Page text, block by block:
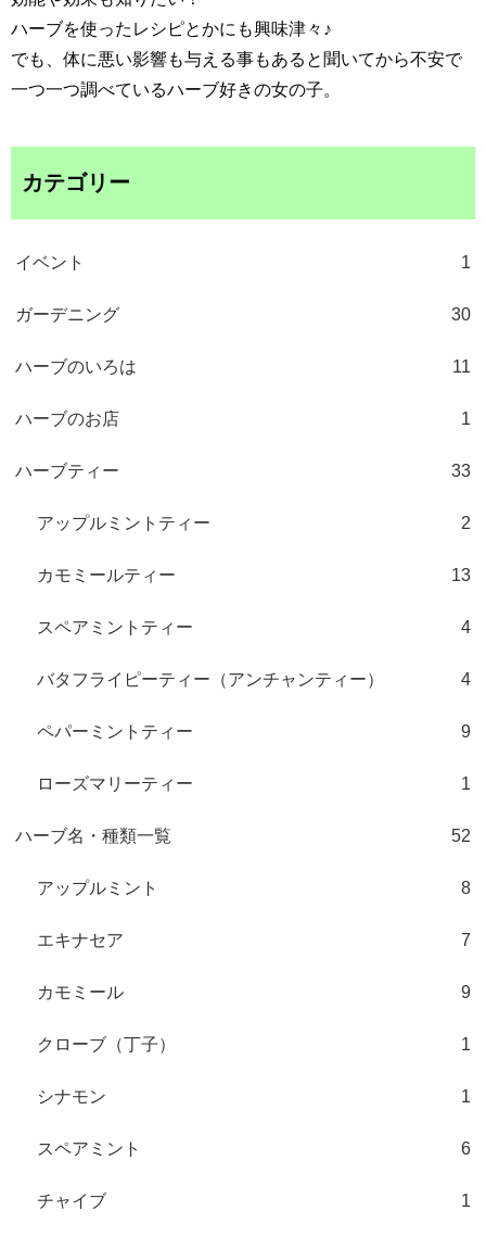
ハーブを使ったレシピとかにも興味津々♪
でも、体に悪い影響も与える事もあると聞いてから不安で
一つ一つ調べているハーブ好きの女の子。
カテゴリー
イベント 1
ガーデニング 30
ハーブのいろは 11
ハーブのお店 1
ハーブティー 33
アップルミントティー 2
カモミールティー 13
スペアミントティー 4
バタフライピーティー（アンチャンティー） 4
ペパーミントティー 9
ローズマリーティー 1
ハーブ名・種類一覧 52
アップルミント 8
エキナセア 7
カモミール 9
クローブ（丁子） 1
シナモン 1
スペアミント 6
チャイブ 1